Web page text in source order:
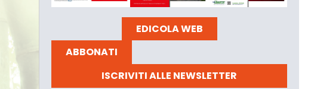
EDICOLA WEB
ABBONATI
ISCRIVITI ALLE NEWSLETTER